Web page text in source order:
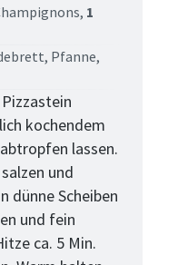
1
Pfanne,
kochendem
lassen.
und
dünne Scheiben
und fein
ca. 5 Min.